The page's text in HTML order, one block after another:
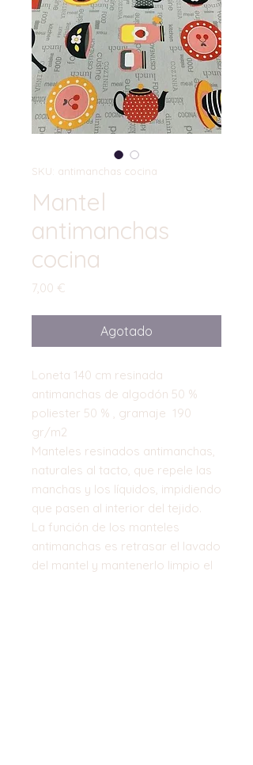
SKU: antimanchas cocina
Mantel
antimanchas
cocina
7,00 €
Agotado
Loneta 140 cm resinada
antimanchas de algodón 50 %
poliester 50 % , gramaje 190
gr/m2
Manteles resinados antimanchas,
naturales al tacto, que repele las
manchas y los líquidos, impidiendo
que pasen al interior del tejido.
La función de los manteles
antimanchas es retrasar el lavado
del mantel y mantenerlo limpio el